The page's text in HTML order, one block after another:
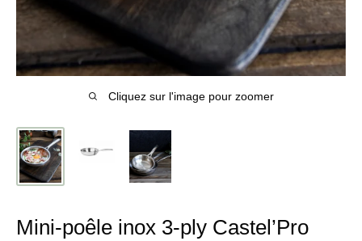
Cliquez sur l'image pour zoomer
Mini-poêle inox 3-ply Castel’Pro